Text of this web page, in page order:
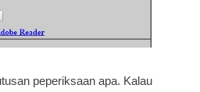
peperiksaan apa. Kalau